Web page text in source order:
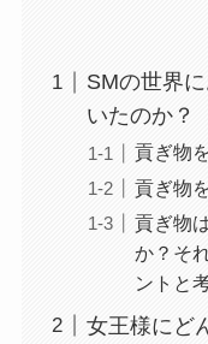
SMの世界
いたのか？
貢ぎ物
貢ぎ物
貢ぎ物
か？そ
ントと
女王様にど